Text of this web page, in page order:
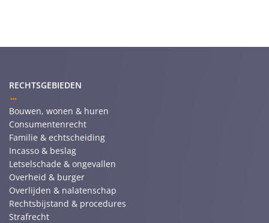
RECHTSGEBIEDEN
Bouwen, wonen & huren
Consumentenrecht
Familie & echtscheiding
Incasso & beslag
Letselschade & ongevallen
Overheid & burger
Overlijden & nalatenschap
Rechtsbijstand & procedures
Strafrecht